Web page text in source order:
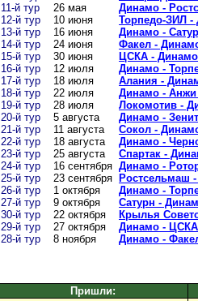
11-й тур
26 мая
Динамо -
12-й тур
10 июня
Торпедо-ЗИЛ -
13-й тур
16 июня
Динамо -
14-й тур
24 июня
Факел -
15-й тур
30 июня
ЦСКА - Динамо
16-й тур
12 июля
Динамо -
17-й тур
18 июля
Алания -
18-й тур
22 июля
Динамо - Анжи
19-й тур
28 июля
Локомотив -
20-й тур
5 августа
Динамо -
21-й тур
11 августа
Сокол -
22-й тур
18 августа
Динамо -
23-й тур
25 августа
Спартак -
24-й тур
16 сентября Динамо -
25-й тур
23 сентября
Ростсельмаш
26-й тур
1 октября
Динамо -
27-й тур
9 октября
Сатурн -
30-й тур
22 октября
Крылья
29-й тур
27 октября
Динамо - ЦСКА
28-й тур
8 ноября Динамо -
Пришли: